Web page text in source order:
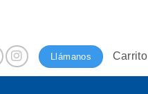
Llámanos Carrito